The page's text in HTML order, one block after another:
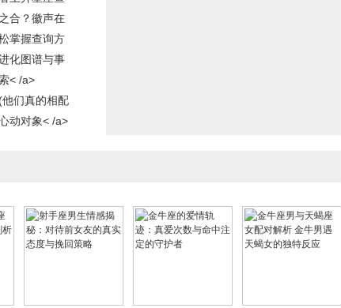
合？徽声在
掌握查询方
化图谱与事
< /a>
们真的相配
动对象< /a>